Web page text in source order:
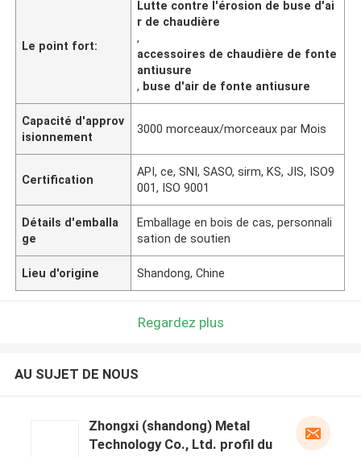
Le point fort:
Lutte contre l'érosion de buse d'ai
r de chaudière
,
accessoires de chaudière de fonte
antiusure
, buse d'air de fonte antiusure
Capacité d'approv
isionnement
3000 morceaux/morceaux par Mois
Certification
API, ce, SNI, SASO, sirm, KS, JIS, ISO9
001, ISO 9001
Détails d'emballa
ge
Emballage en bois de cas, personnali
sation de soutien
Lieu d'origine Shandong, Chine
Regardez plus
AU SUJET DE NOUS
Zhongxi (shandong) Metal
Technology Co., Ltd. profil du